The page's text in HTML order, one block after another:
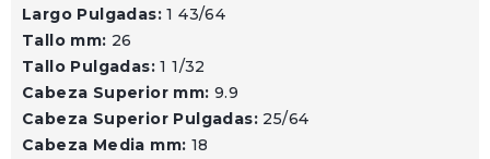
Largo Pulgadas:1 43/64
Tallo mm: 26
Tallo Pulgadas:1 1/32
Cabeza Superior mm: 9.9
Cabeza Superior Pulgadas: 25/64
Cabeza Media mm: 18